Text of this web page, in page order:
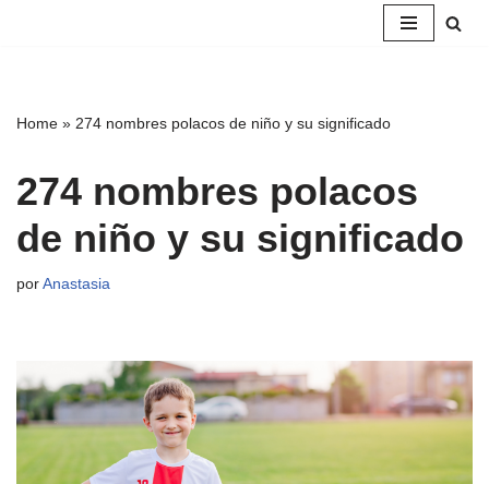
Home » 274 nombres polacos de niño y su significado
274 nombres polacos
de niño y su significado
por Anastasia